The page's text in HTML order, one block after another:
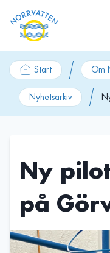
Start Om
Nyhetsarkiv
Ny
på